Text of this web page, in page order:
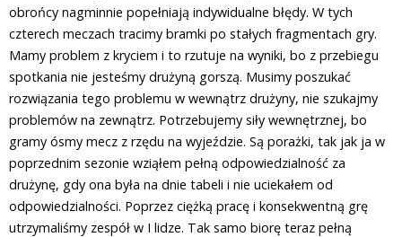
obrońcy nagminnie popełniają indywidualne błędy. W tych
czterech meczach tracimy bramki po stałych fragmentach gry.
Mamy problem z kryciem i to rzutuje na wyniki, bo z przebiegu
spotkania nie jesteśmy drużyną gorszą. Musimy poszukać
rozwiązania tego problemu w wewnątrz drużyny, nie szukajmy
problemów na zewnątrz. Potrzebujemy siły wewnętrznej, bo
gramy ósmy mecz z rzędu na wyjeździe. Są porażki, tak jak ja w
poprzednim sezonie wziąłem pełną odpowiedzialność za
drużynę, gdy ona była na dnie tabeli i nie uciekałem od
odpowiedzialności. Poprzez ciężką pracę i konsekwentną grę
utrzymaliśmy zespół w I lidze. Tak samo biorę teraz pełną